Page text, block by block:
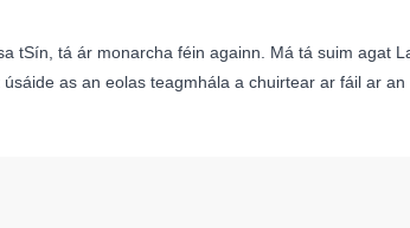
tSín, tá ár monarcha féin againn. Má tá suim agat
as an eolas teagmhála a chuirtear ar fáil ar